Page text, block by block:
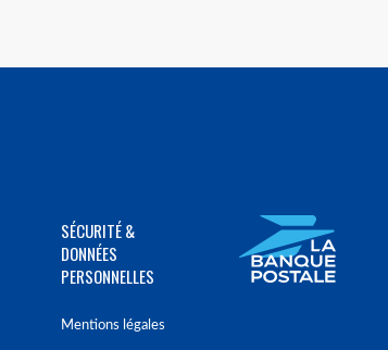
SÉCURITÉ &
DONNÉES
PERSONNELLES
Mentions légales